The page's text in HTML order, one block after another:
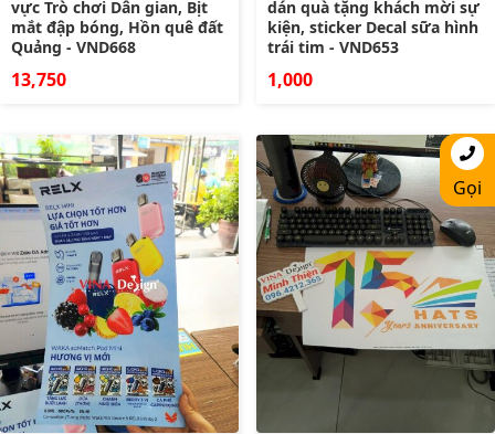
vực Trò chơi Dân gian, Bịt
mắt đập bóng, Hồn quê đất
Quảng - VND668
13,750
dán quà tặng khách mời sự
kiện, sticker Decal sữa hình
trái tim - VND653
1,000
Gọi